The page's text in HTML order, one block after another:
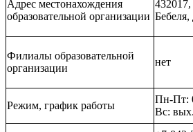
Адрес местонахождения
образовательной организации
432017,
Бебеля,
Филиалы образовательной
организации
нет
Режим, график работы
Пн-Пт:
Вс: вых.